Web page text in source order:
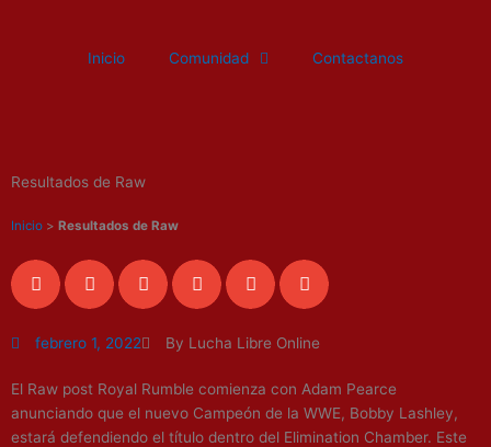
Inicio Comunidad Contactanos
Resultados de Raw
Inicio > Resultados de Raw
febrero 1, 2022 By Lucha Libre Online
El Raw post Royal Rumble comienza con Adam Pearce
anunciando que el nuevo Campeón de la WWE, Bobby Lashley,
estará defendiendo el título dentro del Elimination Chamber. Este